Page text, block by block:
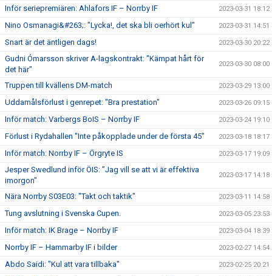
Inför seriepremiären: Ahlafors IF – Norrby IF 2023-03-31 18:12
Nino Osmanagi&#263;: "Lycka!, det ska bli oerhört kul" 2023-03-31 14:51
Snart är det äntligen dags! 2023-03-30 20:22
Gudni Ómarsson skriver A-lagskontrakt: "Kämpat hårt för
det här"
2023-03-30 08:00
Truppen till kvällens DM-match 2023-03-29 13:00
Uddamålsförlust i genrepet: "Bra prestation" 2023-03-26 09:15
Inför match: Varbergs BoIS – Norrby IF 2023-03-24 19:10
Förlust i Rydahallen "Inte påkopplade under de första 45" 2023-03-18 18:17
Inför match: Norrby IF – Örgryte IS 2023-03-17 19:09
Jesper Swedlund inför ÖIS: ”Jag vill se att vi är effektiva
imorgon"
2023-03-17 14:18
Nära Norrby S03E03: "Takt och taktik" 2023-03-11 14:58
Tung avslutning i Svenska Cupen. 2023-03-05 23:53
Inför match: IK Brage – Norrby IF 2023-03-04 18:39
Norrby IF – Hammarby IF i bilder 2023-02-27 14:54
Abdo Saidi: "Kul att vara tillbaka" 2023-02-25 20:21